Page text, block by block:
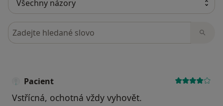
Hledejte v názorech
Pacient
Vstřícná, ochotná vždy vyhovět.